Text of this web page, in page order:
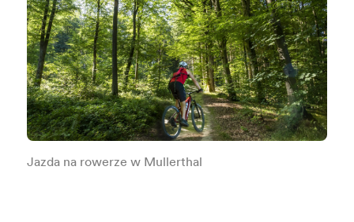
Jazda na rowerze w Mullerthal